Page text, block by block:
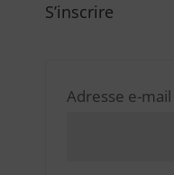
S’inscrire
Adresse e-mail